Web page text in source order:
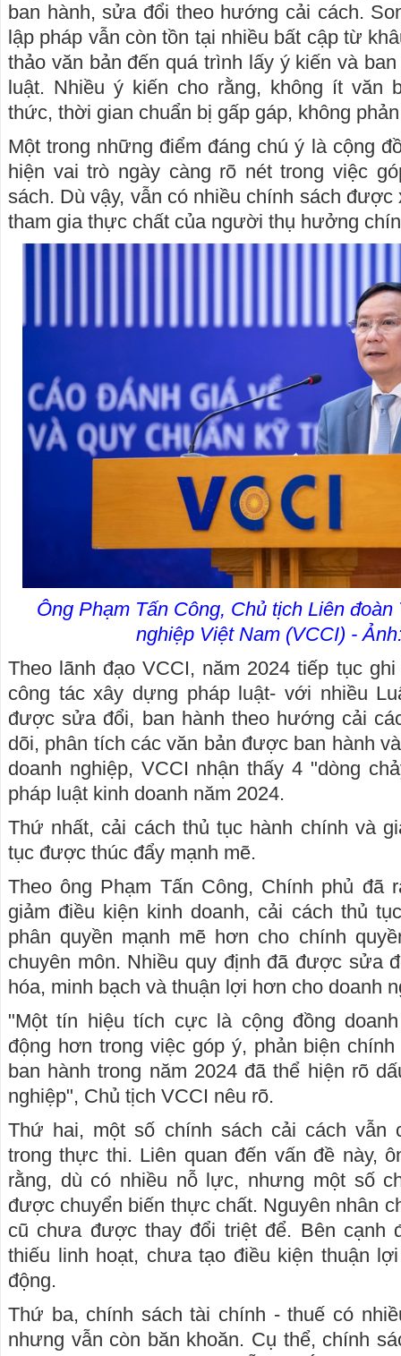
ban hành, sửa đổi theo hướng cải cách.
lập pháp vẫn còn tồn tại nhiều bất cập từ
thảo văn bản đến quá trình lấy ý kiến và
luật. Nhiều ý kiến cho rằng, không ít văn
thức, thời gian chuẩn bị gấp gáp, không
Một trong những điểm đáng chú ý là cộng
hiện vai trò ngày càng rõ nét trong việc
sách. Dù vậy, vẫn có nhiều chính sách
tham gia thực chất của người thụ hưởng
Ông Phạm Tấn Công, Chủ tịch Liên
nghiệp Việt Nam (VCCI) -
Theo lãnh đạo VCCI, năm 2024 tiếp tục
công tác xây dựng pháp luật- với nhiều
được sửa đổi, ban hành theo hướng cải
dõi, phân tích các văn bản được ban hành
doanh nghiệp, VCCI nhận thấy 4 "dòng
pháp luật kinh doanh năm 2024.
Thứ nhất, cải cách thủ tục hành chính và
tục được thúc đẩy mạnh mẽ.
Theo ông Phạm Tấn Công, Chính phủ đã
giảm điều kiện kinh doanh, cải cách thủ
phân quyền mạnh mẽ hơn cho chính
chuyên môn. Nhiều quy định đã được sửa
hóa, minh bạch và thuận lợi hơn cho doanh
"Một tín hiệu tích cực là cộng đồng
động hơn trong việc góp ý, phản biện
ban hành trong năm 2024 đã thể hiện rõ
nghiệp", Chủ tịch VCCI nêu rõ.
Thứ hai, một số chính sách cải cách
trong thực thi. Liên quan đến vấn đề này,
rằng, dù có nhiều nỗ lực, nhưng một số
được chuyển biến thực chất. Nguyên nhân
cũ chưa được thay đổi triệt để. Bên cạnh
thiếu linh hoạt, chưa tạo điều kiện thuận
động.
Thứ ba, chính sách tài chính - thuế có
nhưng vẫn còn băn khoăn. Cụ thể, chính